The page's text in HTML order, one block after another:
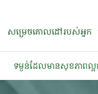
សម្រេចគោលដៅរបស់អ្នក
ទម្ងន់ដែលមានសុខភាពល្អ